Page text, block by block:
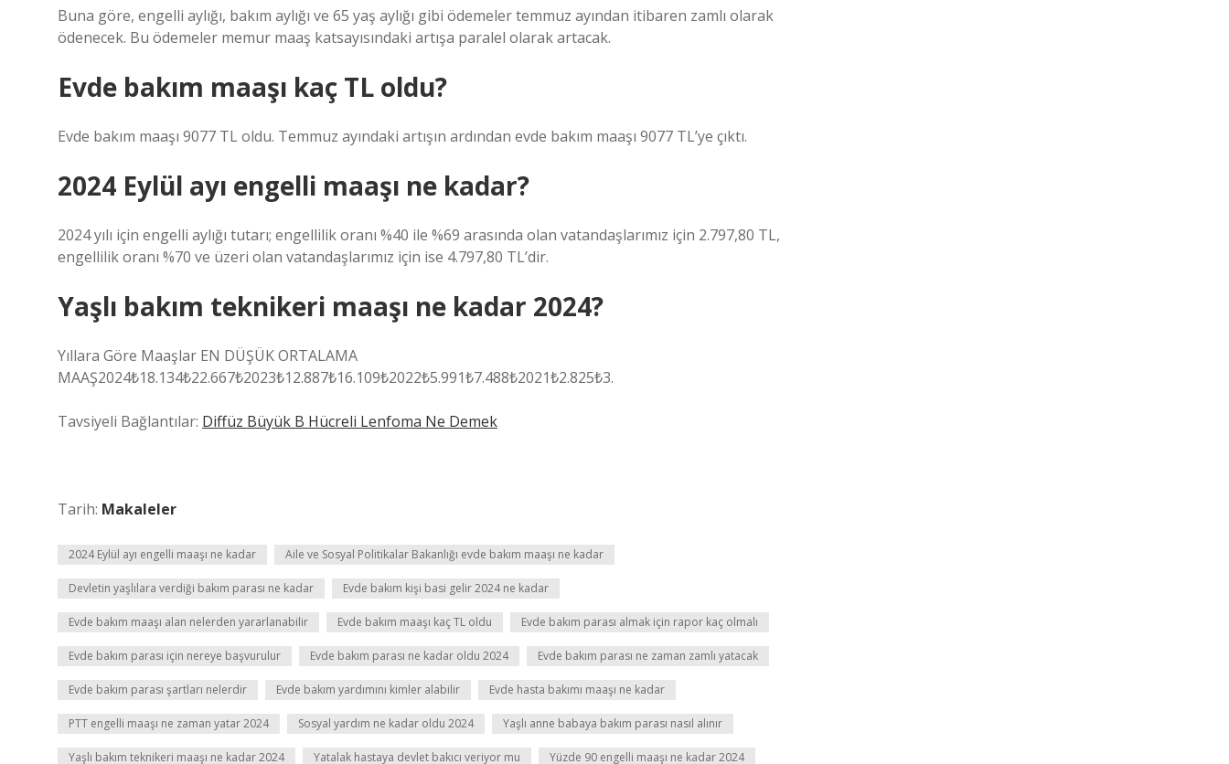
Buna göre, engelli aylığı, bakım aylığı ve 65 yaş aylığı gibi ödemeler temmuz ayından itibaren zamlı olarak
ödenecek. Bu ödemeler memur maaş katsayısındaki artışa paralel olarak artacak.
Evde bakım maaşı kaç TL oldu?
Evde bakım maaşı 9077 TL oldu. Temmuz ayındaki artışın ardından evde bakım maaşı 9077 TL’ye çıktı.
2024 Eylül ayı engelli maaşı ne kadar?
2024 yılı için engelli aylığı tutarı; engellilik oranı %40 ile %69 arasında olan vatandaşlarımız için 2.797,80 TL,
engellilik oranı %70 ve üzeri olan vatandaşlarımız için ise 4.797,80 TL’dir.
Yaşlı bakım teknikeri maaşı ne kadar 2024?
Yıllara Göre Maaşlar EN DÜŞÜK ORTALAMA
MAAŞ2024₺18.134₺22.667₺2023₺12.887₺16.109₺2022₺5.991₺7.488₺2021₺2.825₺3.
Tavsiyeli Bağlantılar: Diffüz Büyük B Hücreli Lenfoma Ne Demek
Tarih: Makaleler
2024 Eylül ayı engelli maaşı ne kadar Aile ve Sosyal Politikalar Bakanlığı evde bakım maaşı ne kadar
Devletin yaşlılara verdiği bakım parası ne kadar Evde bakım kişi basi gelir 2024 ne kadar
Evde bakım maaşı alan nelerden yararlanabilir Evde bakım maaşı kaç TL oldu Evde bakım parası almak için rapor kaç olmalı
Evde bakım parası için nereye başvurulur Evde bakım parası ne kadar oldu 2024 Evde bakım parası ne zaman zamlı yatacak
Evde bakım parası şartları nelerdir Evde bakım yardımını kimler alabilir Evde hasta bakımı maaşı ne kadar
PTT engelli maaşı ne zaman yatar 2024 Sosyal yardım ne kadar oldu 2024 Yaşlı anne babaya bakım parası nasıl alınır
Yaşlı bakım teknikeri maaşı ne kadar 2024 Yatalak hastaya devlet bakıcı veriyor mu Yüzde 90 engelli maaşı ne kadar 2024